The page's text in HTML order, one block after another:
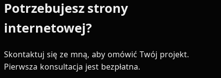
Potrzebujesz strony
internetowej?
Skontaktuj się ze mną, aby omówić Twój projekt.
Pierwsza konsultacja jest bezpłatna.